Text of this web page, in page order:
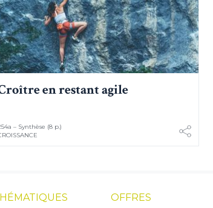
en restant agile
– Synthèse (8 p.)
OFFRES